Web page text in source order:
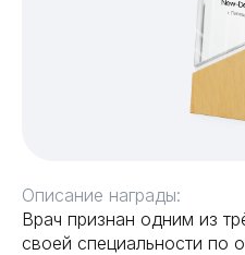
Описание награды:
Врач признан одним из
своей специальности по